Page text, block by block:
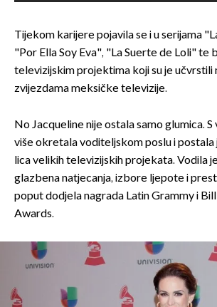
Tijekom karijere pojavila se i u serijama
"Por Ella Soy Eva", "La Suerte de Loli" te
televizijskim projektima koji su je učvrstili
zvijezdama meksičke televizije.
No Jacqueline nije ostala samo glumica.
više okretala voditeljskom poslu i postala
lica velikih televizijskih projekata. Vodila
glazbena natjecanja, izbore ljepote i
poput dodjela nagrada Latin Grammy i
Awards.